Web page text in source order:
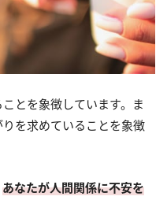
とを象徴しています。ま
を求めていることを象徴
あなたが人間関係に不安を